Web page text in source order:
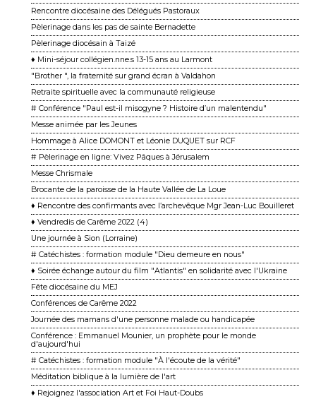
Rencontre diocésaine des Délégués Pastoraux
Pèlerinage dans les pas de sainte Bernadette
Pèlerinage diocésain à Taizé
♦ Mini-séjour collégien.nne.s 13-15 ans au Larmont
"Brother ", la fraternité sur grand écran à Valdahon
Retraite spirituelle avec la communauté religieuse
# Conférence "Paul est-il misogyne ? Histoire d’un malentendu"
Messe animée par les Jeunes
Hommage à Alice DOMONT et Léonie DUQUET sur RCF
# Pèlerinage en ligne: Vivez Pâques à Jérusalem
Messe Chrismale
Brocante de la paroisse de la Haute Vallée de La Loue
♦ Rencontre des confirmants avec l’archevêque Mgr Jean-Luc Bouilleret
♦ Vendredis de Carême 2022 (4)
Une journée à Sion (Lorraine)
# Catéchistes : formation module "Dieu demeure en nous"
♦ Soirée échange autour du film "Atlantis" en solidarité avec l'Ukraine
Fête diocésaine du MEJ
Conférences de Carême 2022
Journée des mamans d'une personne malade ou handicapée
Conférence : Emmanuel Mounier, un prophète pour le monde
d'aujourd'hui
# Catéchistes : formation module "À l'écoute de la vérité"
Méditation biblique à la lumière de l'art
♦ Rejoignez l'association Art et Foi Haut-Doubs